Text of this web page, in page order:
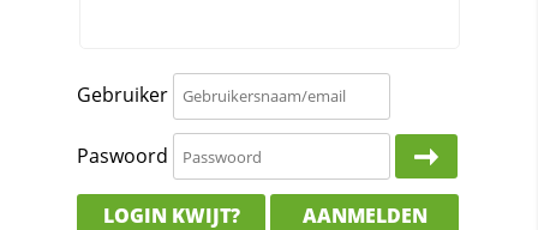
Gebruiker
Paswoord
LOGIN KWIJT? AANMELDEN